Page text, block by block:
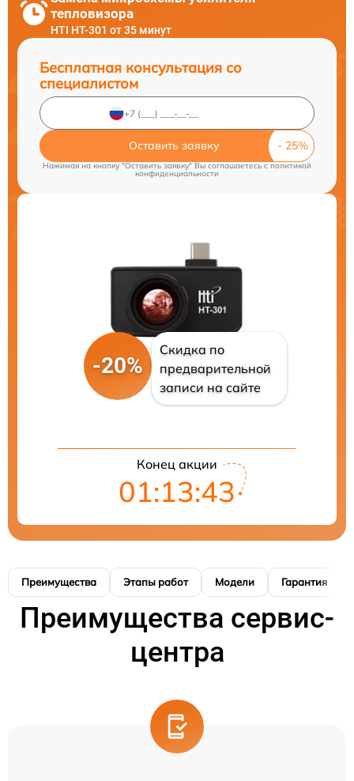
тепловизора
HTI HT-301 от 35 минут
Бесплатная консультация со
специалистом
Оставить заявку
Нажимая на кнопку "Оставить заявку" Вы соглашаетесь cполитикой
конфиденциальности
-20%
Скидка по
предварительной
записи на сайте
Конец акции
01:13:42
Преимущества Этапы работ Модели Гарантия
Преимущества сервис-
центра